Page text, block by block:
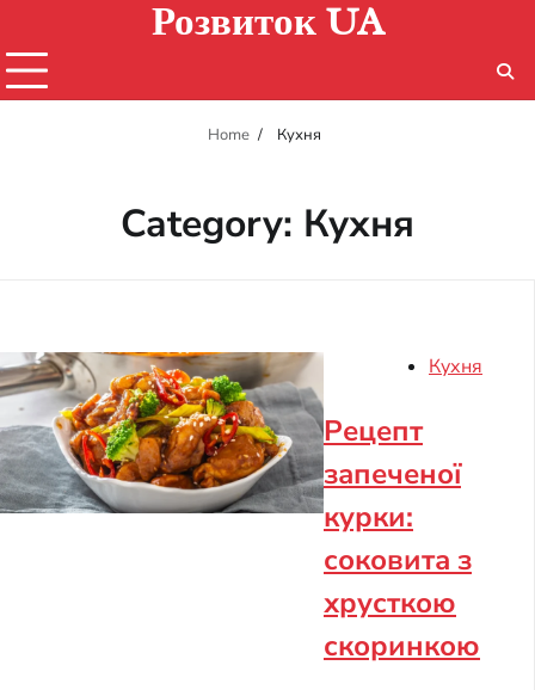
content
Розвиток UA
Home Кухня
Category: Кухня
Кухня
Рецепт
запеченої
курки:
соковита з
хрусткою
скоринкою